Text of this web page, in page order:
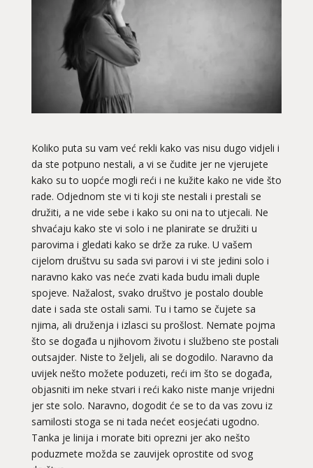
Koliko puta su vam već rekli kako vas nisu dugo vidjeli i
da ste potpuno nestali, a vi se čudite jer ne vjerujete
kako su to uopće mogli reći i ne kužite kako ne vide što
rade. Odjednom ste vi ti koji ste nestali i prestali se
družiti, a ne vide sebe i kako su oni na to utjecali. Ne
shvaćaju kako ste vi solo i ne planirate se družiti u
parovima i gledati kako se drže za ruke. U vašem
cijelom društvu su sada svi parovi i vi ste jedini solo i
naravno kako vas neće zvati kada budu imali duple
spojeve. Nažalost, svako društvo je postalo double
date i sada ste ostali sami. Tu i tamo se čujete sa
njima, ali druženja i izlasci su prošlost. Nemate pojma
što se događa u njihovom životu i službeno ste postali
outsajder. Niste to željeli, ali se dogodilo. Naravno da
uvijek nešto možete poduzeti, reći im što se događa,
objasniti im neke stvari i reći kako niste manje vrijedni
jer ste solo. Naravno, dogodit će se to da vas zovu iz
samilosti stoga se ni tada nećet eosjećati ugodno.
Tanka je linija i morate biti oprezni jer ako nešto
poduzmete možda se zauvijek oprostite od svog